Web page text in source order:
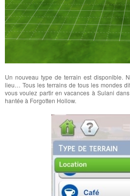
Un nouveau type de terrain est disponible.
lieu… Tous les terrains de tous les mondes
vous voulez partir en vacances à Sulani
hantée à Forgotten Hollow.